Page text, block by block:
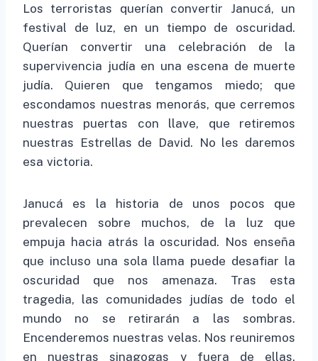
Los terroristas querían convertir Janucá, un
festival de luz, en un tiempo de oscuridad.
Querían convertir una celebración de la
supervivencia judía en una escena de muerte
judía. Quieren que tengamos miedo; que
escondamos nuestras menorás, que cerremos
nuestras puertas con llave, que retiremos
nuestras Estrellas de David. No les daremos
esa victoria.
Janucá es la historia de unos pocos que
prevalecen sobre muchos, de la luz que
empuja hacia atrás la oscuridad. Nos enseña
que incluso una sola llama puede desafiar la
oscuridad que nos amenaza. Tras esta
tragedia, las comunidades judías de todo el
mundo no se retirarán a las sombras.
Encenderemos nuestras velas. Nos reuniremos
en nuestras sinagogas y fuera de ellas.